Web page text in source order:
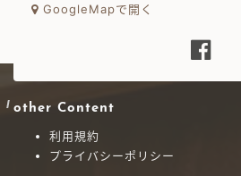
GoogleMapで開く
other Content
利用規約
プライバシーポリシー